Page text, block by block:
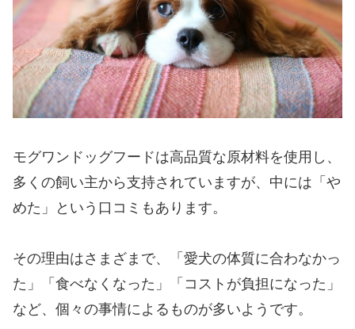
モグワンドッグフードは高品質な原材料を使用し、
多くの飼い主から支持されていますが、中には「や
めた」という口コミもあります。
その理由はさまざまで、「愛犬の体質に合わなかっ
た」「食べなくなった」「コストが負担になった」
など、個々の事情によるものが多いようです。